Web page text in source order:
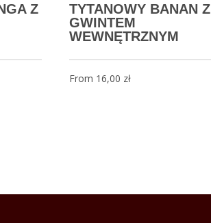
Z
TYTANOWY BANAN Z
GWINTEM
WEWNĘTRZNYM
From 16,00 zł